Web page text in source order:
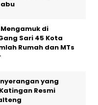
Mengamuk di
Sari 45 Kota
Rumah dan MTs
yang
Resmi